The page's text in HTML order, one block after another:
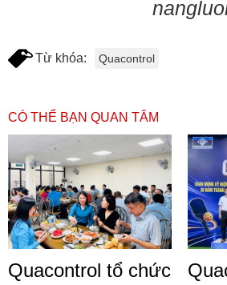
Từ khóa: Quacontrol
CÓ THỂ BẠN QUAN TÂM
Quacontrol tổ chức